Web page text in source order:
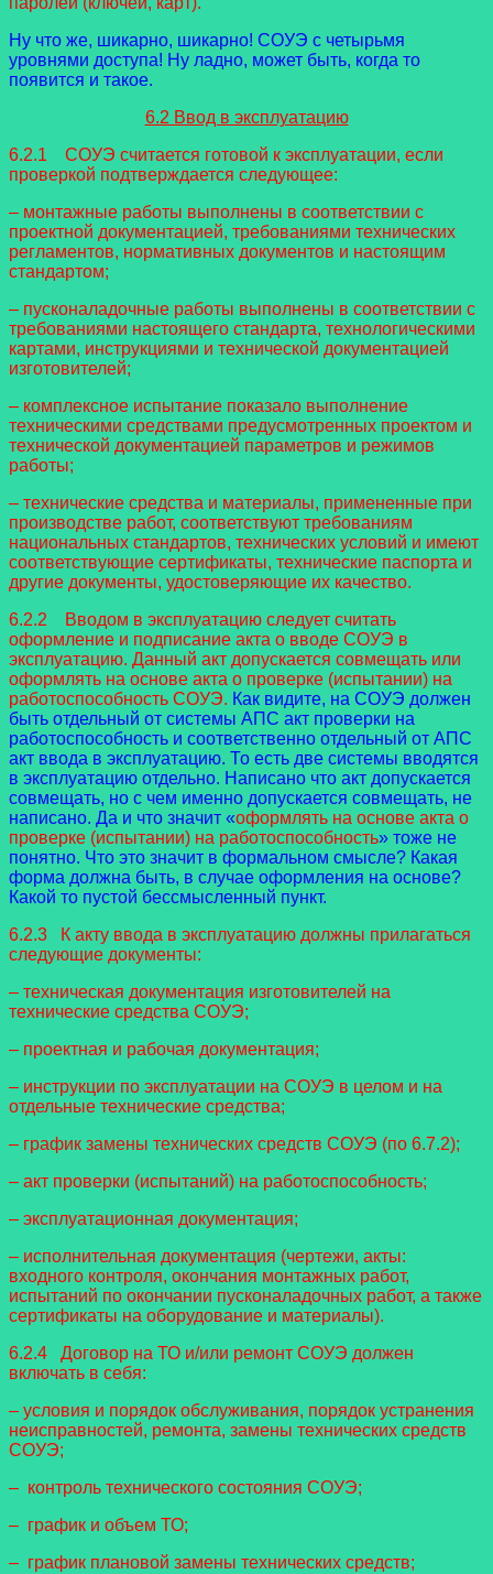
Ну что же, шикарно, шикарно! СОУЭ с четырьмя
уровнями доступа! Ну ладно, может быть, когда то
появится и такое.
6.2 Ввод в эксплуатацию
6.2.1 СОУЭ считается готовой к эксплуатации, если
проверкой подтверждается следующее:
– монтажные работы выполнены в соответствии с
проектной документацией, требованиями технических
регламентов, нормативных документов и настоящим
стандартом;
– пусконаладочные работы выполнены в соответствии с
требованиями настоящего стандарта, технологическими
картами, инструкциями и технической документацией
изготовителей;
– комплексное испытание показало выполнение
техническими средствами предусмотренных проектом и
технической документацией параметров и режимов
работы;
– технические средства и материалы, примененные при
производстве работ, соответствуют требованиям
национальных стандартов, технических условий и имеют
соответствующие сертификаты, технические паспорта и
другие документы, удостоверяющие их качество.
6.2.2 Вводом в эксплуатацию следует считать
оформление и подписание акта о вводе СОУЭ в
эксплуатацию. Данный акт допускается совмещать или
оформлять на основе акта о проверке (испытании) на
работоспособность СОУЭ. Как видите, на СОУЭ должен
быть отдельный от системы АПС акт проверки на
работоспособность и соответственно отдельный от АПС
акт ввода в эксплуатацию. То есть две системы вводятся
в эксплуатацию отдельно. Написано что акт допускается
совмещать, но с чем именно допускается совмещать, не
написано. Да и что значит «оформлять на основе акта о
проверке (испытании) на работоспособность» тоже не
понятно. Что это значит в формальном смысле? Какая
форма должна быть, в случае оформления на основе?
Какой то пустой бессмысленный пункт.
6.2.3 К акту ввода в эксплуатацию должны прилагаться
следующие документы:
– техническая документация изготовителей на
технические средства СОУЭ;
– проектная и рабочая документация;
– инструкции по эксплуатации на СОУЭ в целом и на
отдельные технические средства;
– график замены технических средств СОУЭ (по 6.7.2);
– акт проверки (испытаний) на работоспособность;
– эксплуатационная документация;
– исполнительная документация (чертежи, акты:
входного контроля, окончания монтажных работ,
испытаний по окончании пусконаладочных работ, а также
сертификаты на оборудование и материалы).
6.2.4 Договор на ТО и/или ремонт СОУЭ должен
включать в себя:
– условия и порядок обслуживания, порядок устранения
неисправностей, ремонта, замены технических средств
СОУЭ;
– контроль технического состояния СОУЭ;
– график и объем ТО;
– график плановой замены технических средств;